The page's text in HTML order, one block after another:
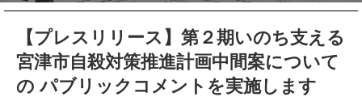
【プレスリリース】第２期いのち支える
宮津市自殺対策推進計画中間案について
の パブリックコメントを実施します